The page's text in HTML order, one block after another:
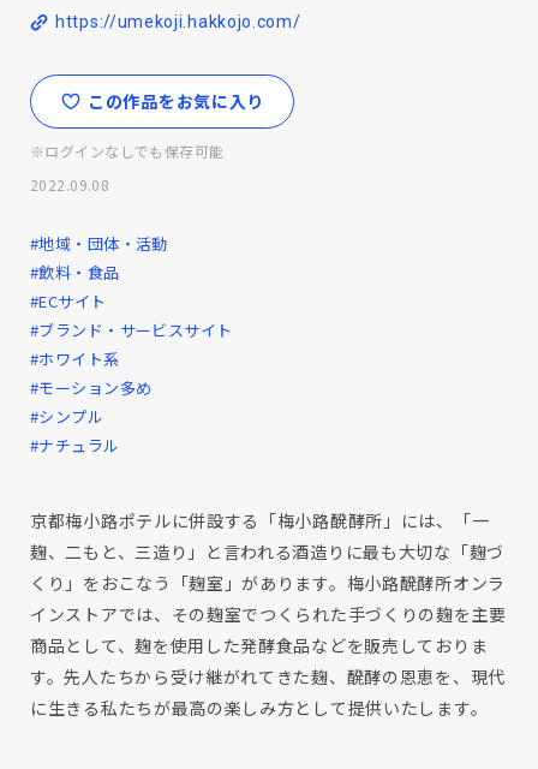
https://umekoji.hakkojo.com/
この作品をお気に入り
※ログインなしでも保存可能
2022.09.08
#地域・団体・活動
#飲料・食品
#ECサイト
#ブランド・サービスサイト
#ホワイト系
#モーション多め
#シンプル
#ナチュラル
京都梅小路ポテルに併設する「梅小路醗酵所」には、「一
麹、二もと、三造り」と言われる酒造りに最も大切な「麹づ
くり」をおこなう「麹室」があります。梅小路醗酵所オンラ
インストアでは、その麹室でつくられた手づくりの麹を主要
商品として、麹を使用した発酵食品などを販売しておりま
す。先人たちから受け継がれてきた麹、醗酵の恩恵を、現代
に生きる私たちが最高の楽しみ方として提供いたします。